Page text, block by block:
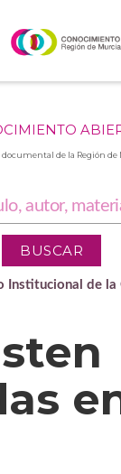
documental de la Región de
Institucional de la